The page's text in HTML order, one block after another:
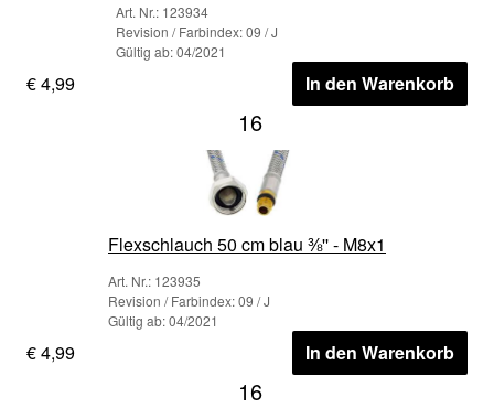
Art. Nr.: 123934
Revision / Farbindex: 09 / J
Gültig ab: 04/2021
€ 4,99 In den Warenkorb
16
Flexschlauch 50 cm blau ⅜'' - M8x1
Art. Nr.: 123935
Revision / Farbindex: 09 / J
Gültig ab: 04/2021
€ 4,99 In den Warenkorb
16